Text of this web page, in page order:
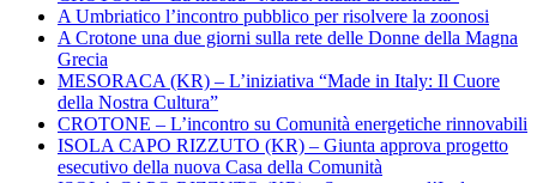
A Umbriatico l’incontro pubblico per risolvere la zoonosi
A Crotone una due giorni sulla rete delle Donne della Magna
Grecia
MESORACA (KR) – L’iniziativa “Made in Italy: Il Cuore
della Nostra Cultura”
CROTONE – L’incontro su Comunità energetiche rinnovabili
ISOLA CAPO RIZZUTO (KR) – Giunta approva progetto
esecutivo della nuova Casa della Comunità